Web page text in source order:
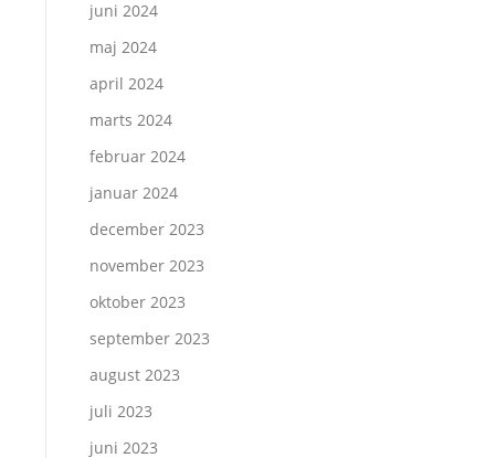
juni 2024
maj 2024
april 2024
marts 2024
februar 2024
januar 2024
december 2023
november 2023
oktober 2023
september 2023
august 2023
juli 2023
juni 2023